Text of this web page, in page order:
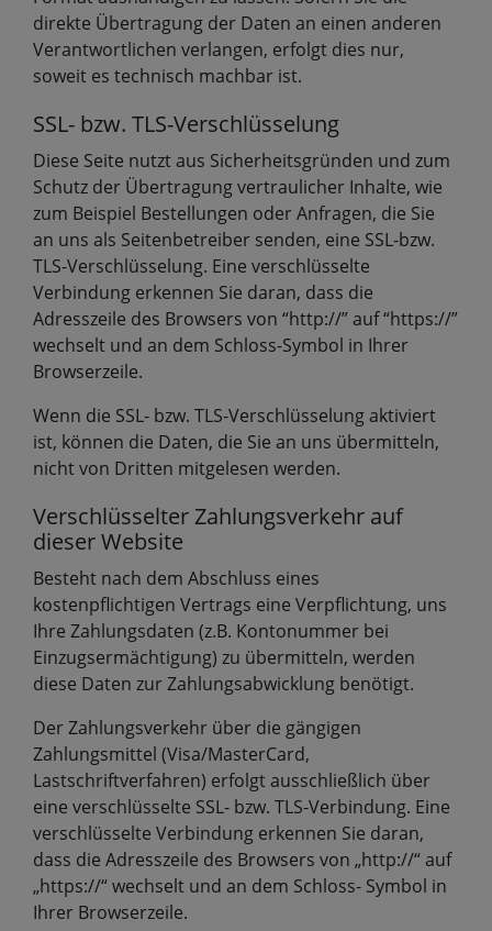
direkte Übertragung der Daten an einen anderen
Verantwortlichen verlangen, erfolgt dies nur,
soweit es technisch machbar ist.
SSL- bzw. TLS-Verschlüsselung
Diese Seite nutzt aus Sicherheitsgründen und zum
Schutz der Übertragung vertraulicher Inhalte, wie
zum Beispiel Bestellungen oder Anfragen, die Sie
an uns als Seitenbetreiber senden, eine SSL-bzw.
TLS-Verschlüsselung. Eine verschlüsselte
Verbindung erkennen Sie daran, dass die
Adresszeile des Browsers von “http://” auf “https://”
wechselt und an dem Schloss-Symbol in Ihrer
Browserzeile.
Wenn die SSL- bzw. TLS-Verschlüsselung aktiviert
ist, können die Daten, die Sie an uns übermitteln,
nicht von Dritten mitgelesen werden.
Verschlüsselter Zahlungsverkehr auf
dieser Website
Besteht nach dem Abschluss eines
kostenpflichtigen Vertrags eine Verpflichtung, uns
Ihre Zahlungsdaten (z.B. Kontonummer bei
Einzugsermächtigung) zu übermitteln, werden
diese Daten zur Zahlungsabwicklung benötigt.
Der Zahlungsverkehr über die gängigen
Zahlungsmittel (Visa/MasterCard,
Lastschriftverfahren) erfolgt ausschließlich über
eine verschlüsselte SSL- bzw. TLS-Verbindung. Eine
verschlüsselte Verbindung erkennen Sie daran,
dass die Adresszeile des Browsers von „http://“ auf
„https://“ wechselt und an dem Schloss- Symbol in
Ihrer Browserzeile.